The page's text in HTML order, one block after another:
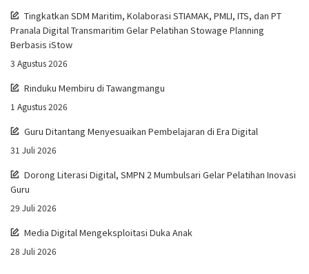
Tingkatkan SDM Maritim, Kolaborasi STIAMAK, PMLI, ITS, dan PT
Pranala Digital Transmaritim Gelar Pelatihan Stowage Planning
Berbasis iStow
3 Agustus 2026
Rinduku Membiru di Tawangmangu
1 Agustus 2026
Guru Ditantang Menyesuaikan Pembelajaran di Era Digital
31 Juli 2026
Dorong Literasi Digital, SMPN 2 Mumbulsari Gelar Pelatihan Inovasi
Guru
29 Juli 2026
Media Digital Mengeksploitasi Duka Anak
28 Juli 2026